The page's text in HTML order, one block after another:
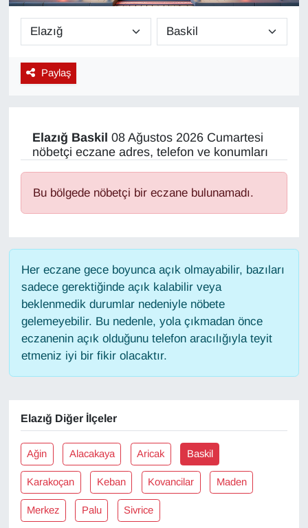
Paylaş
Elazığ Baskil 08 Ağustos 2026 Cumartesi
nöbetçi eczane adres, telefon ve konumları
Bu bölgede nöbetçi bir eczane bulunamadı.
Her eczane gece boyunca açık olmayabilir, bazıları
sadece gerektiğinde açık kalabilir veya
beklenmedik durumlar nedeniyle nöbete
gelemeyebilir. Bu nedenle, yola çıkmadan önce
eczanenin açık olduğunu telefon aracılığıyla teyit
etmeniz iyi bir fikir olacaktır.
Elazığ Diğer İlçeler
Ağin Alacakaya Aricak Baskil
Karakoçan Keban Kovancilar Maden
Merkez Palu Sivrice
Diğer
DÜNYA
EKONOMİ
Eleman
Emlak
GENEL
Güncel
Gündem
Haber
HABERDE İNSAN
İngilizce
Kadın
Kamu Alımları